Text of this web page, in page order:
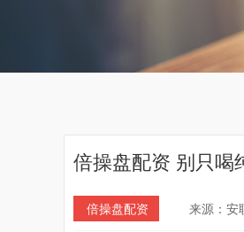
倍操盘配资 别只喝
倍操盘配资 来源：安